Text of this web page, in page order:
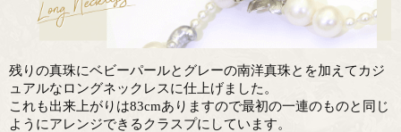
残りの真珠にベビーパールとグレーの南洋真珠とを加えてカジ
ュアルなロングネックレスに仕上げました。
これも出来上がりは83cmありますので最初の一連のものと同じ
ようにアレンジできるクラスプにしています。